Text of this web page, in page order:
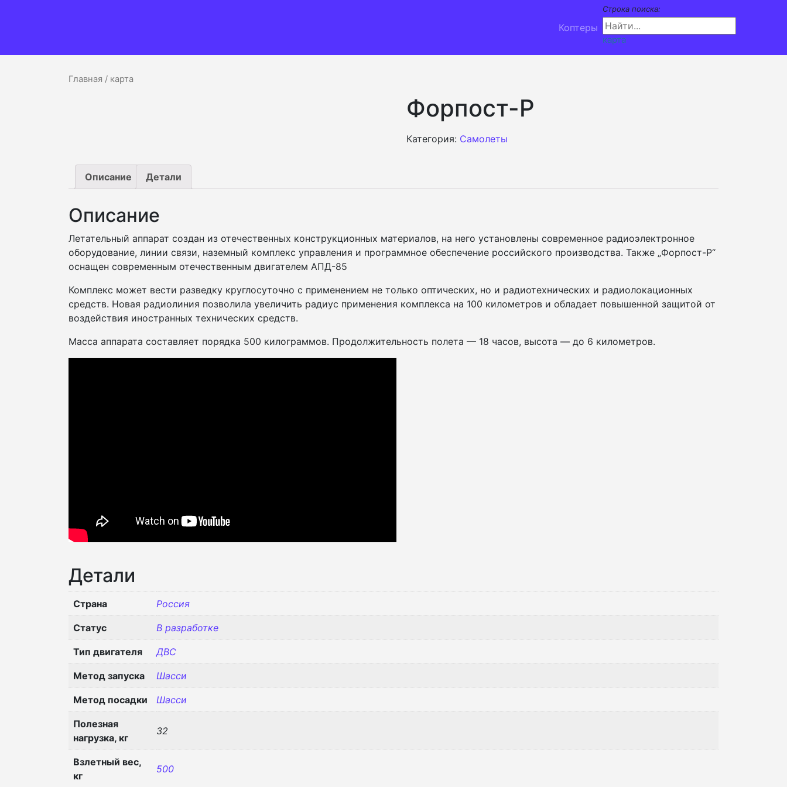
Коптеры
Строка поиска:
карта
Главная / карта
Форпост-Р
Категория: Самолеты
Описание Детали
Описание
Летательный аппарат создан из отечественных конструкционных материалов, на него установлены современное радиоэлектронное
оборудование, линии связи, наземный комплекс управления и программное обеспечение российского производства. Также „Форпост-Р“
оснащен современным отечественным двигателем АПД-85
Комплекс может вести разведку круглосуточно с применением не только оптических, но и радиотехнических и радиолокационных
средств. Новая радиолиния позволила увеличить радиус применения комплекса на 100 километров и обладает повышенной защитой от
воздействия иностранных технических средств.
Масса аппарата составляет порядка 500 килограммов. Продолжительность полета — 18 часов, высота — до 6 километров.
Детали
Страна Россия
Статус В разработке
Тип двигателя ДВС
Метод запуска Шасси
Метод посадки Шасси
Полезная
нагрузка, кг
32
Взлетный вес,
кг
500